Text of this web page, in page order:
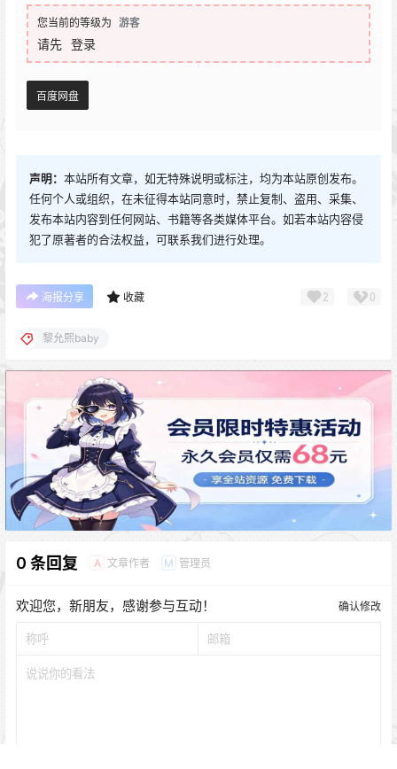
您当前的等级为 游客
请先 登录
百度网盘
声明： 本站所有文章，如无特殊说明或标注，均为本站原创发布。
任何个人或组织，在未征得本站同意时，禁止复制、盗用、采集、
发布本站内容到任何网站、书籍等各类媒体平台。如若本站内容侵
犯了原著者的合法权益，可联系我们进行处理。
海报分享 收藏 2 0
黎允熙baby
0 条回复 A 文章作者 M 管理员
欢迎您，新朋友，感谢参与互动！ 确认修改